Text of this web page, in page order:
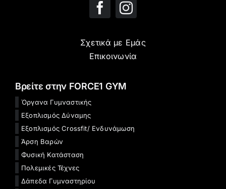
Σχετικά με Εμάς
Επικοινωνία
Βρείτε στην FORCE1 GYM
Όργανα Γυμναστικής
Εξοπλισμός Δύναμης
Εξοπλισμός Crossfit/ Ενδυνάμωση
Άρση Βαρών
Φυσική Κατάσταση
Πολεμικές Τέχνες
Δάπεδα Γυμναστηρίου